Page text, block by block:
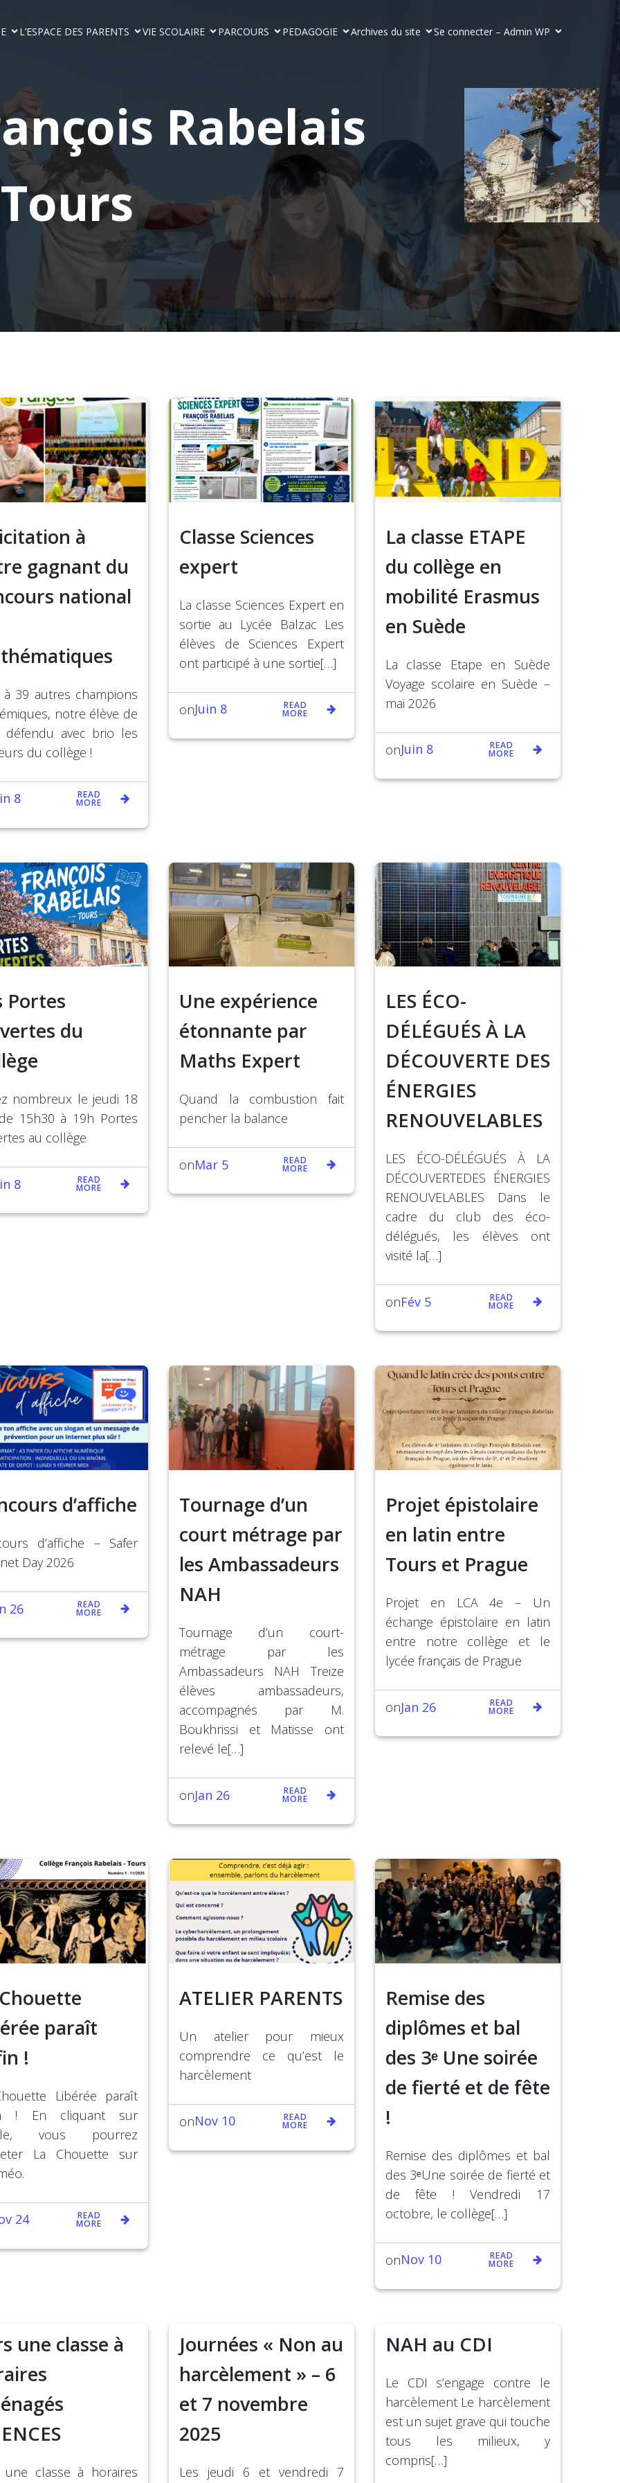
L’ESPACE DES PARENTS VIE SCOLAIRE PARCOURS PEDAGOGIE Archives du site Se connecter – Admin WP
Rabelais
Tours
à
gagnant du
national
à 39 autres champions
notre élève de
défendu avec brio les
du collège !
8 READ
MORE
Classe Sciences
expert
La classe Sciences Expert en
sortie au Lycée Balzac Les
élèves de Sciences Expert
ont participé à une sortie[…]
onJuin 8 READ
MORE
La classe ETAPE
du collège en
mobilité Erasmus
en Suède
La classe Etape en Suède
Voyage scolaire en Suède –
mai 2026
onJuin 8 READ
MORE
Portes
du
nombreux le jeudi 18
15h30 à 19h Portes
au collège
8 READ
MORE
Une expérience
étonnante par
Maths Expert
Quand la combustion fait
pencher la balance
onMar 5 READ
MORE
LES ÉCO-
DÉLÉGUÉS À LA
DÉCOUVERTE DES
ÉNERGIES
RENOUVELABLES
LES ÉCO-DÉLÉGUÉS À LA
DÉCOUVERTEDES ÉNERGIES
RENOUVELABLES Dans le
cadre du club des éco-
délégués, les élèves ont
visité la[…]
onFév 5 READ
MORE
d’affiche
d’affiche – Safer
Day 2026
26 READ
MORE
Tournage d’un
court métrage par
les Ambassadeurs
NAH
Tournage d’un court-
métrage par les
Ambassadeurs NAH Treize
élèves ambassadeurs,
accompagnés par M.
Boukhrissi et Matisse ont
relevé le[…]
onJan 26 READ
MORE
Projet épistolaire
en latin entre
Tours et Prague
Projet en LCA 4e – Un
échange épistolaire en latin
entre notre collège et le
lycée français de Prague
onJan 26 READ
MORE
paraît
!
Libérée paraît
! En cliquant sur
vous pourrez
La Chouette sur
24 READ
MORE
ATELIER PARENTS
Un atelier pour mieux
comprendre ce qu’est le
harcèlement
onNov 10 READ
MORE
Remise des
diplômes et bal
des 3ᵉ Une soirée
de fierté et de fête
!
Remise des diplômes et bal
des 3ᵉUne soirée de fierté et
de fête ! Vendredi 17
octobre, le collège[…]
onNov 10 READ
MORE
une classe à
une classe à horaires
Journées « Non au
harcèlement » – 6
et 7 novembre
2025
Les jeudi 6 et vendredi 7
NAH au CDI
Le CDI s’engage contre le
harcèlement Le harcèlement
est un sujet grave qui touche
tous les milieux, y
compris[…]